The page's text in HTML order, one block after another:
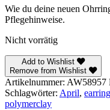
Wie du deine neuen
Pflegehinweise.
Nicht vorrätig
Add to Wishlist
Remove from Wishlist
Artikelnummer: AW58957
Schlagwörter: April,
polymerclay